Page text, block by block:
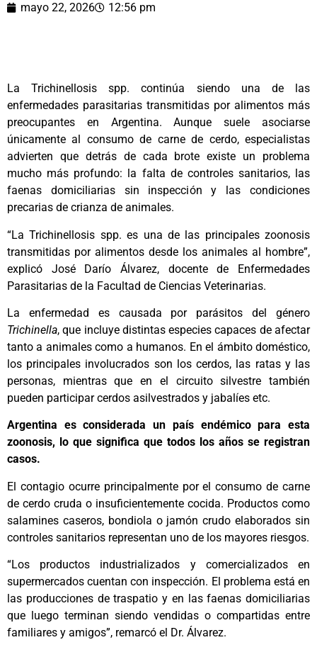
mayo 22, 2026 12:56 pm
La Trichinellosis spp. continúa siendo una de las
enfermedades parasitarias transmitidas por alimentos más
preocupantes en Argentina. Aunque suele asociarse
únicamente al consumo de carne de cerdo, especialistas
advierten que detrás de cada brote existe un problema
mucho más profundo: la falta de controles sanitarios, las
faenas domiciliarias sin inspección y las condiciones
precarias de crianza de animales.
“La Trichinellosis spp. es una de las principales zoonosis
transmitidas por alimentos desde los animales al hombre”,
explicó José Darío Álvarez, docente de Enfermedades
Parasitarias de la Facultad de Ciencias Veterinarias.
La enfermedad es causada por parásitos del género
Trichinella, que incluye distintas especies capaces de afectar
tanto a animales como a humanos. En el ámbito doméstico,
los principales involucrados son los cerdos, las ratas y las
personas, mientras que en el circuito silvestre también
pueden participar cerdos asilvestrados y jabalíes etc.
Argentina es considerada un país endémico para esta
zoonosis, lo que significa que todos los años se registran
casos.
El contagio ocurre principalmente por el consumo de carne
de cerdo cruda o insuficientemente cocida. Productos como
salamines caseros, bondiola o jamón crudo elaborados sin
controles sanitarios representan uno de los mayores riesgos.
“Los productos industrializados y comercializados en
supermercados cuentan con inspección. El problema está en
las producciones de traspatio y en las faenas domiciliarias
que luego terminan siendo vendidas o compartidas entre
familiares y amigos”, remarcó el Dr. Álvarez.